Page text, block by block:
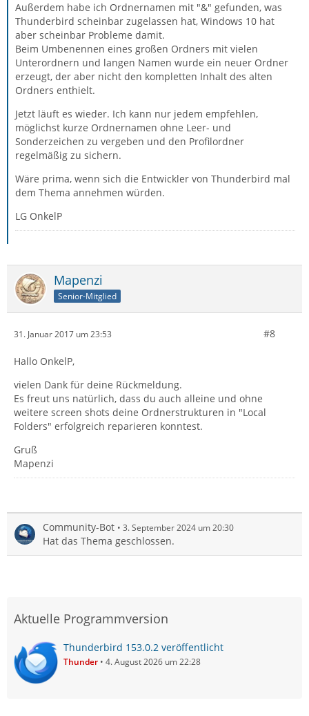
Außerdem habe ich Ordnernamen mit "&" gefunden, was
Thunderbird scheinbar zugelassen hat, Windows 10 hat
aber scheinbar Probleme damit.
Beim Umbenennen eines großen Ordners mit vielen
Unterordnern und langen Namen wurde ein neuer Ordner
erzeugt, der aber nicht den kompletten Inhalt des alten
Ordners enthielt.
Jetzt läuft es wieder. Ich kann nur jedem empfehlen,
möglichst kurze Ordnernamen ohne Leer- und
Sonderzeichen zu vergeben und den Profilordner
regelmäßig zu sichern.
Wäre prima, wenn sich die Entwickler von Thunderbird mal
dem Thema annehmen würden.
LG OnkelP
Mapenzi
Senior-Mitglied
31. Januar 2017 um 23:53 #8
Hallo OnkelP,
vielen Dank für deine Rückmeldung.
Es freut uns natürlich, dass du auch alleine und ohne
weitere screen shots deine Ordnerstrukturen in "Local
Folders" erfolgreich reparieren konntest.
Gruß
Mapenzi
Community-Bot 3. September 2024 um 20:30
Hat das Thema geschlossen.
Aktuelle Programmversion
Thunderbird 153.0.2 veröffentlicht
Thunder 4. August 2026 um 22:28